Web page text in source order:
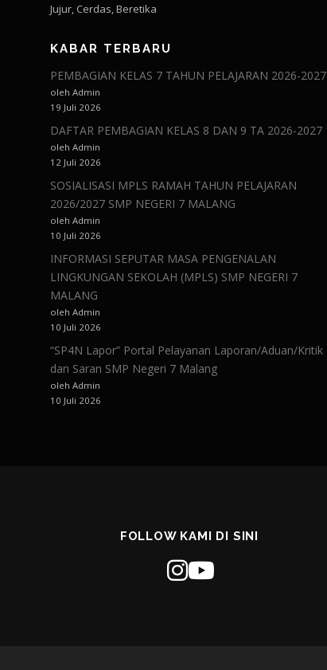
Jujur, Cerdas, Beretika
KABAR TERBARU
PEMBAGIAN KELAS 7 TAHUN PELAJARAN 2026-2027
oleh Admin
19 Juli 2026
DAFTAR PEMBAGIAN KELAS 8 DAN 9 TA 2026-2027
oleh Admin
12 Juli 2026
SOSIALISASI MPLS RAMAH TAHUN PELAJARAN
2026/2027 SMP NEGERI 7 MALANG
oleh Admin
10 Juli 2026
INFORMASI SEPUTAR MASA PENGENALAN
LINGKUNGAN SEKOLAH (MPLS) SMP NEGERI 7
MALANG
oleh Admin
10 Juli 2026
“SP4N Lapor” Portal Pelayanan Laporan/Aduan/Kritik
dan Saran SMP Negeri 7 Malang
oleh Admin
10 Juli 2026
FOLLOW KAMI DI SINI